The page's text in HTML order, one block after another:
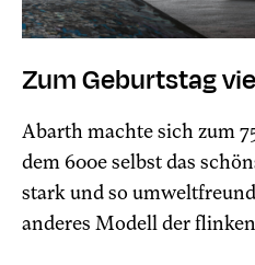
Zum Geburtstag
Abarth machte sich zum
dem 600e selbst das
stark und so
anderes Modell der